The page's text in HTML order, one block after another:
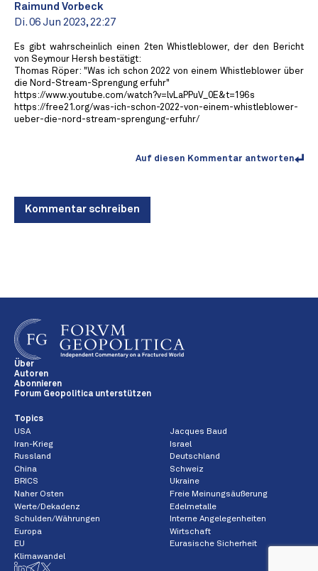
Raimund Vorbeck
Di. 06 Jun 2023, 22:27
Es gibt wahrscheinlich einen 2ten Whistleblower, der den Bericht
von Seymour Hersh bestätigt:
Thomas Röper: "Was ich schon 2022 von einem Whistleblower über
die Nord-Stream-Sprengung erfuhr"
https://www.youtube.com/watch?v=lvLaPPuV_0E&t=196s
https://free21.org/was-ich-schon-2022-von-einem-whistleblower-
ueber-die-nord-stream-sprengung-erfuhr/
Auf diesen Kommentar antworten
Kommentar schreiben
Über
Autoren
Abonnieren
Forum Geopolitica unterstützen
Topics
USA
Jacques Baud
Iran-Krieg
Israel
Russland
Deutschland
China
Schweiz
BRICS
Ukraine
Naher Osten
Freie Meinungsäußerung
Werte/Dekadenz
Edelmetalle
Schulden/Währungen
Interne Angelegenheiten
Europa
Wirtschaft
EU
Eurasische Sicherheit
Klimawandel